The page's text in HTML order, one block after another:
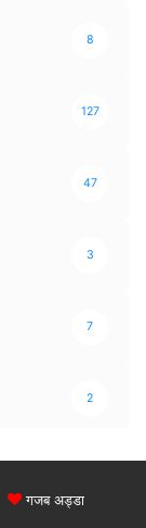
8
127
47
3
7
2
गजब अड्डा